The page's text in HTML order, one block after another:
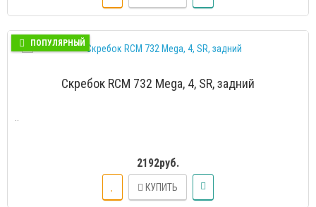
ПОПУЛЯРНЫЙ
Скребок RCM 732 Mega, 4, SR, задний
2192руб.
КУПИТЬ